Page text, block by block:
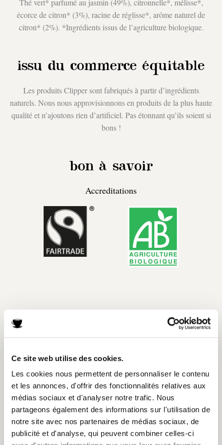
Ce site web utilise des cookies.
Les cookies nous permettent de personnaliser le contenu
et les annonces, d'offrir des fonctionnalités relatives aux
médias sociaux et d'analyser notre trafic. Nous
partageons également des informations sur l'utilisation de
notre site avec nos partenaires de médias sociaux, de
publicité et d'analyse, qui peuvent combiner celles-ci
Thé vert* parfumé au jasmin (49%), citronnelle*, mélisse*,
écorce de citron* (3%), racine de réglisse*, arôme naturel de
citron* (2%). *Ingrédients issus de l’agriculture biologique.
issu du commerce équitable
Les produits Clipper sont fabriqués à partir d’ingrédients
naturels. Nous nous approvisionnons en produits de la plus haute
qualité et n’ajoutons rien d’artificiel. Pas étonnant qu’ils soient si
bons !
bon à savoir
Accreditations